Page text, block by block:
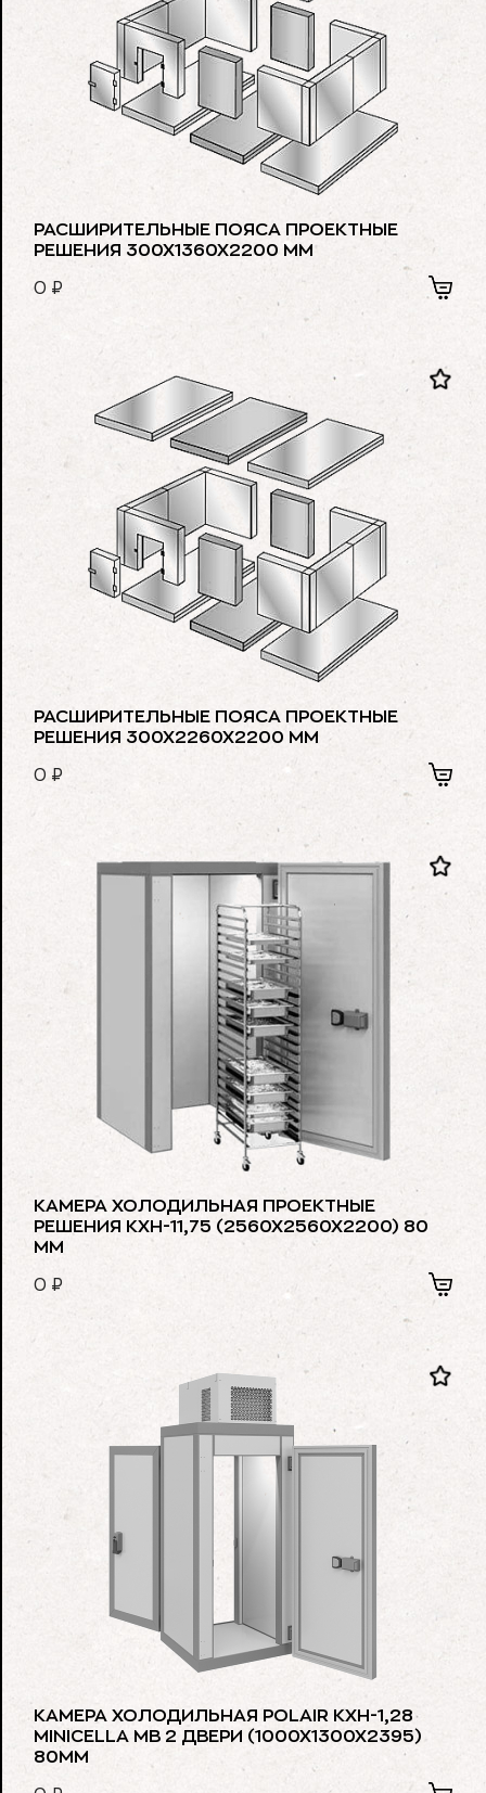
РАСШИРИТЕЛЬНЫЕ ПОЯСА ПРОЕКТНЫЕ
РЕШЕНИЯ 300Х1360Х2200 ММ
0 ₽
РАСШИРИТЕЛЬНЫЕ ПОЯСА ПРОЕКТНЫЕ
РЕШЕНИЯ 300Х2260Х2200 ММ
0 ₽
КАМЕРА ХОЛОДИЛЬНАЯ ПРОЕКТНЫЕ
РЕШЕНИЯ КХН-11,75 (2560Х2560Х2200) 80
ММ
0 ₽
КАМЕРА ХОЛОДИЛЬНАЯ POLAIR КХН-1,28
МINICELLА МВ 2 ДВЕРИ (1000Х1300Х2395)
80ММ